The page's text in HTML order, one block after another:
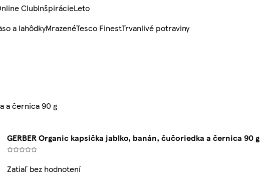
ClubInšpirácieLeto
a lahôdkyMrazenéTesco FinestTrvanlivé potraviny
a černica 90 g
GERBER Organic kapsička jablko, banán, čučoriedka a černica 90 g
Zatiaľ bez hodnotení